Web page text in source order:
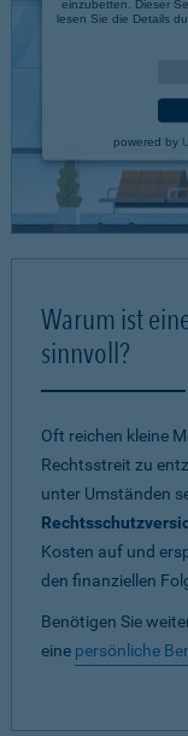
einzubetten. Dieser
lesen Sie die Details
powered by
Warum ist
sinnvoll?
Oft reichen kleine
Rechtsstreit zu
unter Umständen
Kosten auf und
den finanziellen
Benötigen Sie
eine persönliche